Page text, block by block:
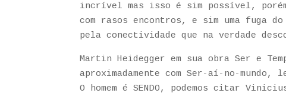
incrível mas isso é sim possível,
com rasos encontros, e sim uma fuga
pela conectividade que na verdade
Martin Heidegger em sua obra Ser e
aproximadamente com Ser-aí-no-
O homem é SENDO, podemos citar